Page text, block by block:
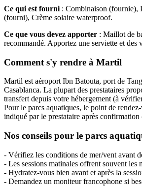
Ce qui est fourni : Combinaison (fournie),
(fourni), Crème solaire waterproof.
Ce que vous devez apporter : Maillot de
recommandé. Apportez une serviette et des
Comment s'y rendre à Martil
Martil est aéroport Ibn Batouta, port de
Casablanca. La plupart des prestataires
transfert depuis votre hébergement (à
Pour le parcs aquatiques, le point de
indiqué par le prestataire après confirmation
Nos conseils pour le parcs
- Vérifiez les conditions de mer/vent avant
- Les sessions matinales offrent souvent les
- Hydratez-vous bien avant et après la
- Demandez un moniteur francophone si